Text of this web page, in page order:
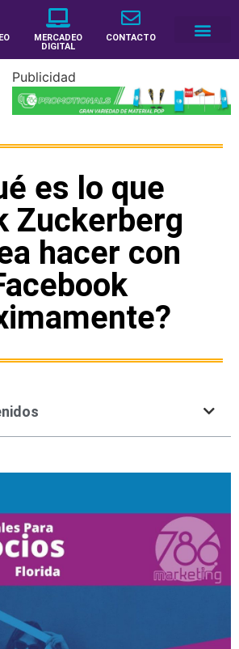
MERCADEO
DIGITAL
CONTACTO
Publicidad
es lo que
Zuckerberg
hacer con